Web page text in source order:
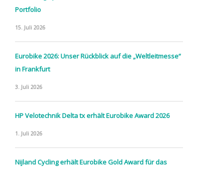
Portfolio
15. Juli 2026
Eurobike 2026: Unser Rückblick auf die „Weltleitmesse“
in Frankfurt
3. Juli 2026
HP Velotechnik Delta tx erhält Eurobike Award 2026
1. Juli 2026
Nijland Cycling erhält Eurobike Gold Award für das